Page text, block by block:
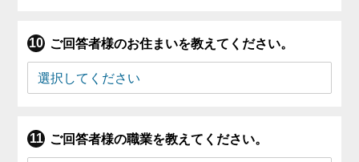
ご回答者様のお住まいを教えてください。
ご回答者様の職業を教えてください。